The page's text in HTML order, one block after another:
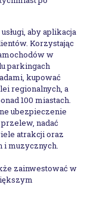
aby aplikacja
Korzystając
w
parkingach
kupować
regionalnych, a
100 miastach.
ubezpieczenie
nadać
atrakcji oraz
i muzycznych.
zainwestować w